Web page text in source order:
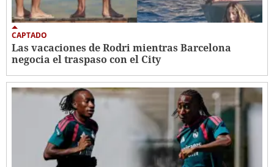
CAPTADO
Las vacaciones de Rodri mientras Barcelona
negocia el traspaso con el City